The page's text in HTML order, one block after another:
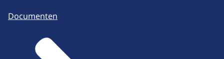
Documenten